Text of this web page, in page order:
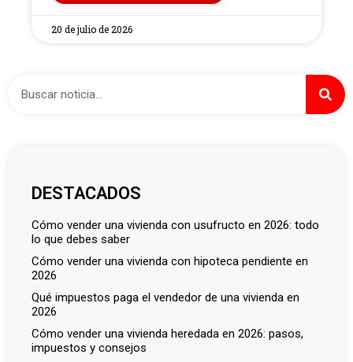
20 de julio de 2026
DESTACADOS
cómo vender una vivienda con usufructo en 2026: todo
lo que debes saber
cómo vender una vivienda con hipoteca pendiente en
2026
qué impuestos paga el vendedor de una vivienda en
2026
cómo vender una vivienda heredada en 2026: pasos,
impuestos y consejos